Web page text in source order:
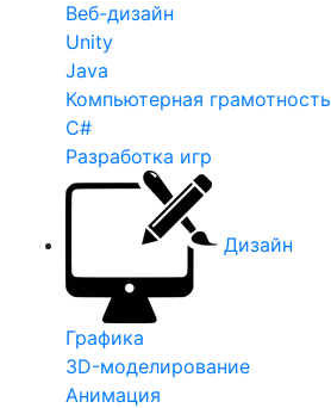
Веб-дизайн
Unity
Java
Компьютерная грамотность
C#
Разработка игр
Дизайн
Графика
3D-моделирование
Анимация